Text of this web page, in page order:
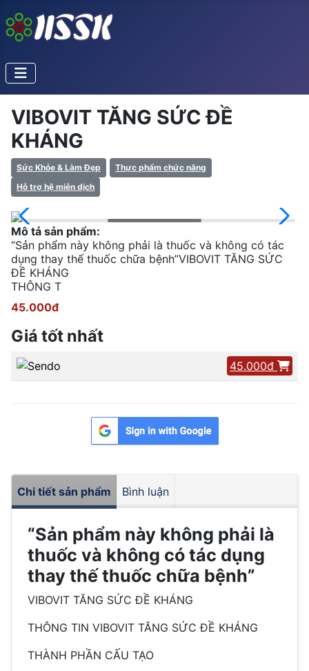
VIBOVIT TĂNG SỨC ĐỀ
KHÁNG
Sức Khỏe & Làm Đẹp
Thực phẩm chức năng
Hỗ trợ hệ miễn dịch
Mô tả sản phẩm:
“Sản phẩm này không phải là thuốc và không có tác
dụng thay thế thuốc chữa bệnh”VIBOVIT TĂNG SỨC
ĐỀ KHÁNG
THÔNG T
45.000đ
Giá tốt nhất
45.000đ
Chi tiết sản phẩm Bình luận
“Sản phẩm này không phải là
thuốc và không có tác dụng
thay thế thuốc chữa bệnh”
VIBOVIT TĂNG SỨC ĐỀ KHÁNG
THÔNG TIN VIBOVIT TĂNG SỨC ĐỀ KHÁNG
THÀNH PHẦN CẤU TẠO